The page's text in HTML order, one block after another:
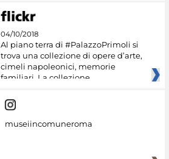
04/10/2018
Al piano terra di #PalazzoPrimoli si
trova una collezione di opere d’arte,
cimeli napoleonici, memorie
familiari. La collezione
museiincomuneroma